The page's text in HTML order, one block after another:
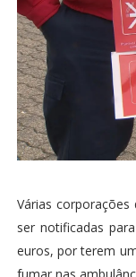
Várias
ser notificadas
euros, por terem
fumar nas